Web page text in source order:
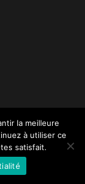
la meilleure
à utiliser ce
satisfait.